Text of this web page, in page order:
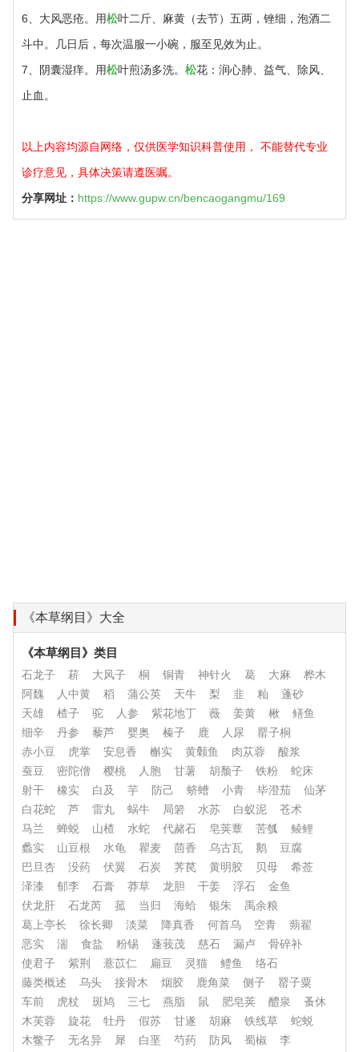
6、大风恶疮。用松叶二斤、麻黄（去节）五两，锉细，泡酒二
斗中。几日后，每次温服一小碗，服至见效为止。
7、阴囊湿痒。用松叶煎汤多洗。 松花：润心肺、益气、除风、
止血。
以上内容均源自网络，仅供医学知识科普使用， 不能替代专业
诊疗意见，具体决策请遵医嘱。
分享网址： https://www.gupw.cn/bencaogangmu/169
《本草纲目》大全
《本草纲目》类目
石龙子 菥 大风子 桐 铜青 神针火 葛 大麻
桦木
阿魏
人中黄 稻 蒲公英 天牛 梨 韭 籼
蓬砂
天雄
楂子 驼 人参 紫花地丁 薇 姜黄 楸
鳝鱼
细辛
丹参 藜芦 婴奥 榛子 鹿 人尿
罂子桐
赤小豆
虎掌 安息香 槲实 黄颡鱼 肉苁蓉
酸浆
蚕豆
密陀僧 樱桃 人胞 甘薯 胡颓子 铁粉
蛇床
射干
橡实 白及 芋 防己 蛴螬 小青 毕澄茄
仙茅
白花蛇
芦 雷丸 蜗牛 局箬 水苏 白蚁泥
苍术
马兰
蝉蜕 山楂 水蛇 代赭石 皂荚蕈 苦瓠
鲮鲤
蠡实
山豆根 水龟 瞿麦 茴香 乌古瓦 鹅
豆腐
巴旦杏
没药 伏翼 石炭 荠苠 黄明胶 贝母
希莶
泽漆
郁李 石膏 莽草 龙胆 干姜 浮石
金鱼
伏龙肝
石龙芮 菰 当归 海蛤 银朱
禹余粮
葛上亭长
徐长卿 淡菜 降真香 何首乌 空青
蒴翟
恶实
湍 食盐 粉锡 蓬莪茂 慈石 漏卢
骨碎补
使君子
紫荆 薏苡仁 扁豆 灵猫 鳢鱼
络石
藤类概述
乌头 接骨木 烟胶 鹿角菜 侧子
罂子粟
车前
虎杖 斑鸠 三七 燕脂 鼠 肥皂荚 醴泉
蚤休
木芙蓉
旋花 牡丹 假苏 甘遂 胡麻 铁线草
蛇蜕
木鳖子
无名异 犀 白垩 芍药 防风 蜀椒
李